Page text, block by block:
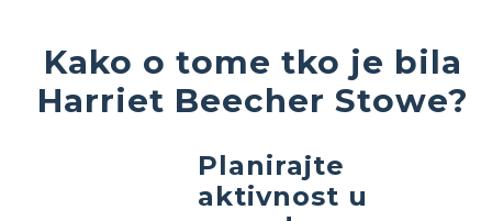
Kako o tome tko je bila
Harriet Beecher Stowe?
Planirajte
aktivnost u